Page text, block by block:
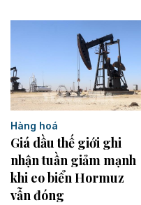
Hàng hoá
Giá dầu thế giới ghi
nhận tuần giảm mạnh
khi eo biển Hormuz
vẫn đóng